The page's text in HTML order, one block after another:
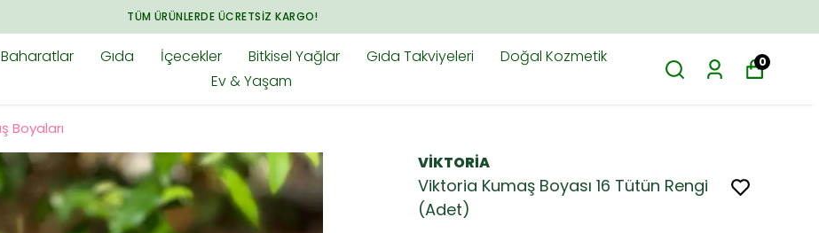
ARADIĞINIZ HER ŞEY BAHARAT.COM.TR'DE
Baharatlar Gıda İçecekler Bitkisel Yağlar Gıda Takviyeleri
Doğal Kozmetik
Ev & Yaşam
0
Boyaları
VİKTORİA
Viktoria Kumaş Boyası 16 Tütün Rengi
(Adet)